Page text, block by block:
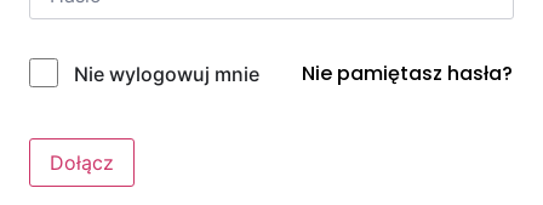
Nie wylogowuj mnie Nie pamiętasz hasła?
Dołącz